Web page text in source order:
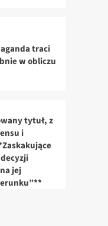
traci
w obliczu
tytuł, z
i
jej